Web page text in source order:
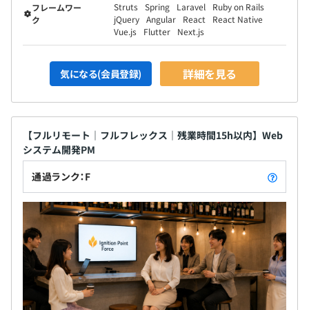
フレームワー
ク
Struts Spring Laravel
Ruby on Rails
jQuery Angular React
React Native
Vue.js
Flutter Next.js
気になる(会員登録) 詳細を見る
【フルリモート｜フルフレックス｜残業時間15h以内】Web
システム開発PM
通過ランク：F